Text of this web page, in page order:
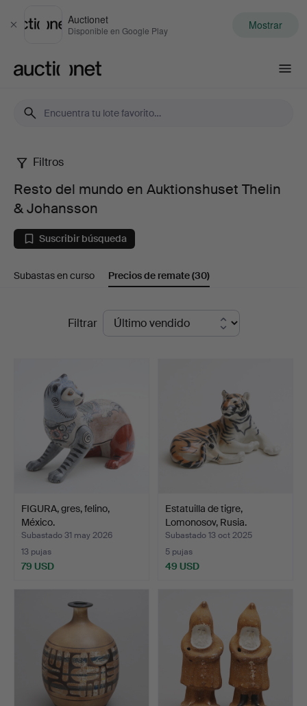
Cerrar
Auctionet
Disponible en Google Play Mostrar
Resto
del
mundo
en
Johansson
Filtros
Resto del mundo en Auktionshuset Thelin
& Johansson
Suscribir búsqueda
Subastas en curso Precios de remate(30)
Filtrar
FIGURA, gres, felino,
México.
Subastado 31 may 2026
13 pujas
79 USD
Estatuilla de tigre,
Lomonosov, Rusia.
Subastado 13 oct 2025
5 pujas
49 USD